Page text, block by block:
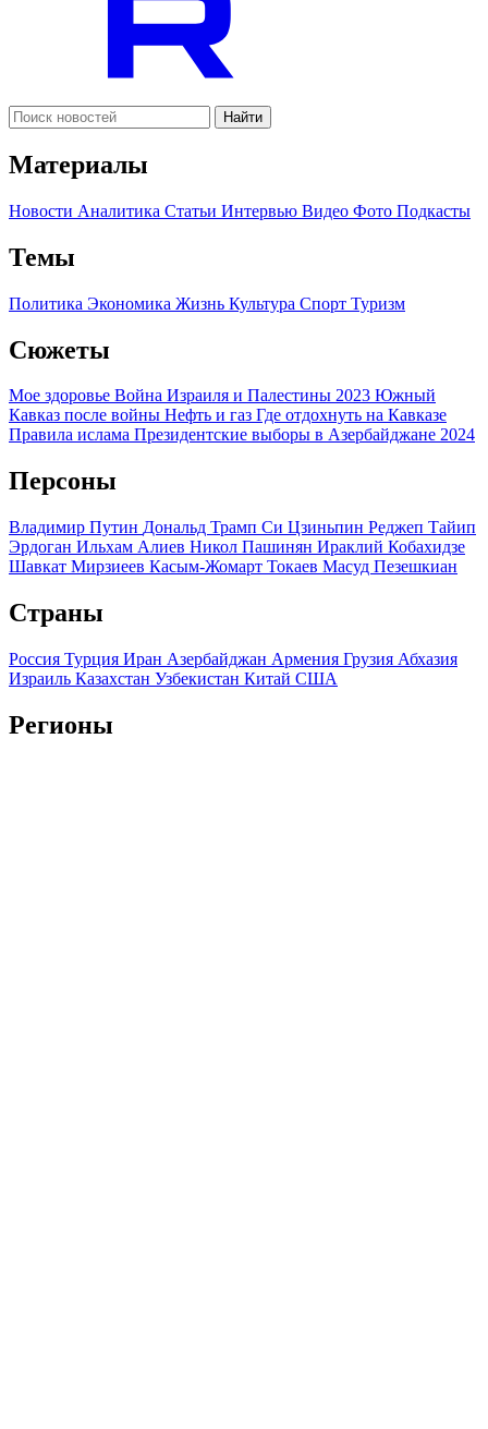
Найти
Материалы
Новости Аналитика Статьи Интервью Видео Фото Подкасты
Темы
Политика Экономика Жизнь Культура Спорт Туризм
Сюжеты
Мое здоровье Война Израиля и Палестины 2023 Южный
Кавказ после войны Нефть и газ Где отдохнуть на Кавказе
Правила ислама Президентские выборы в Азербайджане 2024
Персоны
Владимир Путин Дональд Трамп Си Цзиньпин Реджеп Тайип
Эрдоган Ильхам Алиев Никол Пашинян Ираклий Кобахидзе
Шавкат Мирзиеев Касым-Жомарт Токаев Масуд Пезешкиан
Страны
Россия Турция Иран Азербайджан Армения Грузия Абхазия
Израиль Казахстан Узбекистан Китай США
Регионы